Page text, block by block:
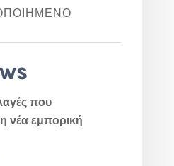
που
νέα εμπορική